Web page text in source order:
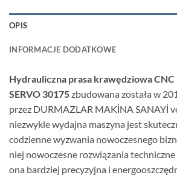
OPIS
INFORMACJE DODATKOWE
Hydrauliczna prasa krawędziowa
SERVO 30175zbudowana została w
przez DURMAZLAR MAKİNA SANAYİ
niezwykle wydajna maszyna jest
codzienne wyzwania nowoczesnego
niej nowoczesne rozwiązania
ona bardziej precyzyjna i